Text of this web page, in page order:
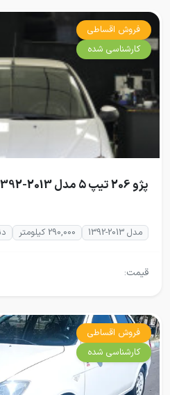
فروش اقساطی
کارشناسی شده
پژو 206 تیپ ۵ مدل 2013-1392
مدل 2013-1392 290,000 کیلومتر
قیمت:
فروش اقساطی
کارشناسی شده